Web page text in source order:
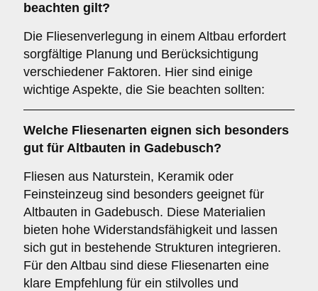
beachten gilt?
Die Fliesenverlegung in einem Altbau erfordert
sorgfältige Planung und Berücksichtigung
verschiedener Faktoren. Hier sind einige
wichtige Aspekte, die Sie beachten sollten:
Welche Fliesenarten eignen sich besonders
gut für Altbauten in Gadebusch?
Fliesen aus Naturstein, Keramik oder
Feinsteinzeug sind besonders geeignet für
Altbauten in Gadebusch. Diese Materialien
bieten hohe Widerstandsfähigkeit und lassen
sich gut in bestehende Strukturen integrieren.
Für den Altbau sind diese Fliesenarten eine
klare Empfehlung für ein stilvolles und